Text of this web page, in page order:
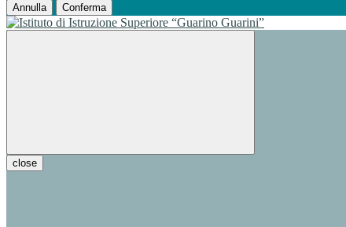
Annulla Conferma
close